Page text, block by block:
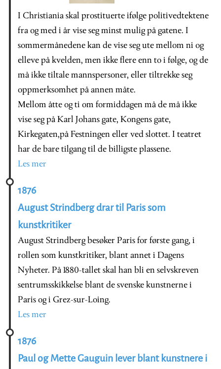
I Christiania skal prostituerte ifølge politivedtektene
fra og med i år vise seg minst mulig på gatene. I
sommermånedene kan de vise seg ute mellom ni og
elleve på kvelden, men ikke flere enn to i følge, og de
må ikke tiltale mannspersoner, eller tiltrekke seg
oppmerksomhet på annen måte.
Mellom åtte og ti om formiddagen må de må ikke
vise seg på Karl Johans gate, Kongens gate,
Kirkegaten,på Festningen eller ved slottet. I teatret
har de bare tilgang til de billigste plassene.
Les mer
1876
August Strindberg drar til Paris som
kunstkritiker
August Strindberg besøker Paris for første gang, i
rollen som kunstkritiker, blant annet i Dagens
Nyheter. På 1880-tallet skal han bli en selvskreven
sentrumsskikkelse blant de svenske kunstnerne i
Paris og i Grez-sur-Loing.
Les mer
1876
Paul og Mette Gauguin lever blant kunstnere i